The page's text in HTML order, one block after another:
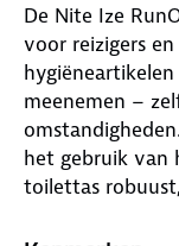
De Nite Ize
voor reizigers
meenemen –
het gebruik van
toilettas